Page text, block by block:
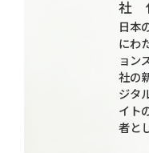
社
日本
にわ
ョン
社の
ジタ
イト
者と